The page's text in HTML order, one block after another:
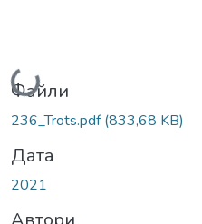
Вантажиться...
Файли
236_Trots.pdf(833,68 KB)
Дата
2021